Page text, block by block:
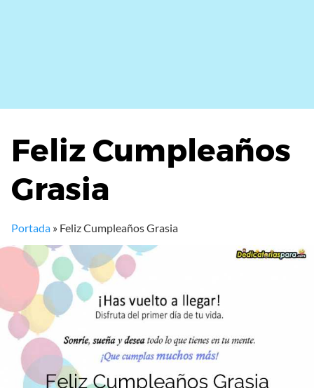
Feliz Cumpleaños
Grasia
Portada » Feliz Cumpleaños Grasia